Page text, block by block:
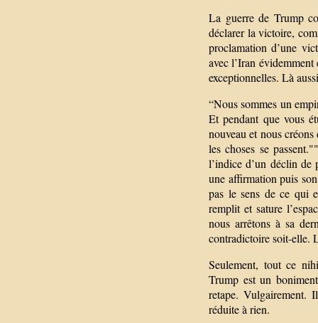
La guerre de Trump
déclarer la victoire,
proclamation d’une
avec l’Iran
exceptionnelles. Là
“Nous sommes un
Et pendant que vous
nouveau et nous
les choses se
l’indice d’un déclin de
une affirmation puis
pas le sens de ce qui
remplit et sature
nous arrêtons à sa
contradictoire soit-elle.
Seulement, tout ce
Trump est un
retape. Vulgairement.
réduite à rien.